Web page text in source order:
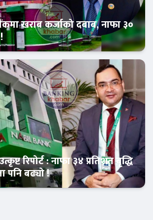
खराब कर्जाको दबाब, नाफा ३०
रिपोर्ट : नाफा ३४ प्रतिशत बृद्धि
पनि बढ्यो !